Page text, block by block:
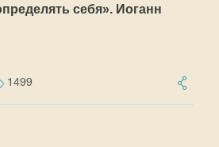
себя». Иоганн
1499